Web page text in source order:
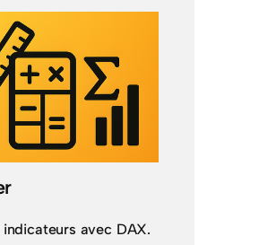
avec DAX.